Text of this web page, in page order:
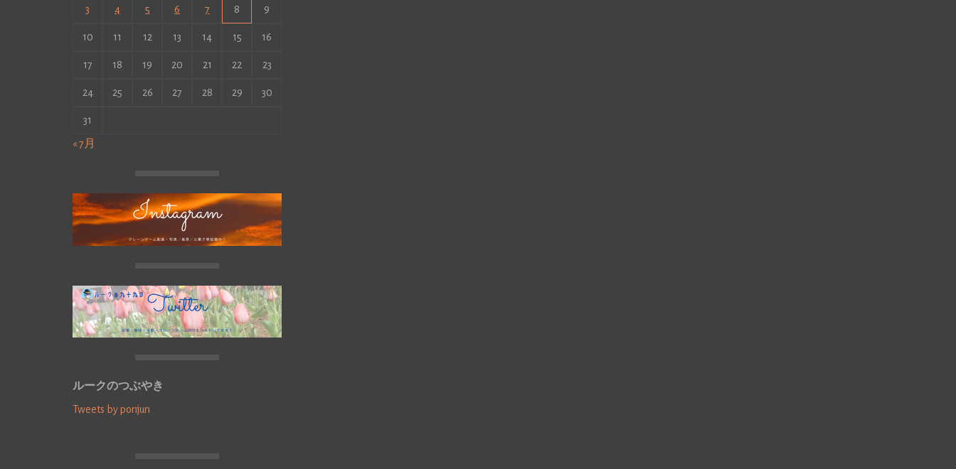
3 4 5 6 7 8 9
10 11 12 13 14 15 16
17 18 19 20 21 22 23
24 25 26 27 28 29 30
31
« 7月
ルークのつぶやき
Tweets by ponjun